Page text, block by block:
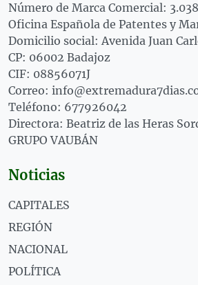
Número de Marca Comercial:
Oficina Española de Patentes y
Domicilio social: Avenida Juan
CP: 06002 Badajoz
CIF: 08856071J
Correo:
Teléfono: 677926042
Directora: Beatriz de las Heras
GRUPO VAUBÁN
Noticias
CAPITALES
REGIÓN
NACIONAL
POLÍTICA